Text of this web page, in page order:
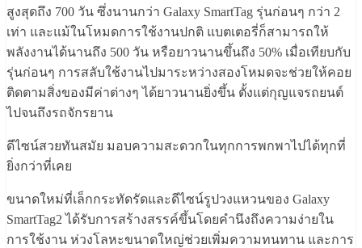
สูงสุดถึง 700 วัน ซึ่งนานกว่า Galaxy SmartTag รุ่นก่อนๆ กว่า 2
เท่า และแม้ในโหมดการใช้งานปกติ แบตเตอรี่ก็สามารถให้
พลังงานได้นานถึง 500 วัน หรือยาวนานขึ้นถึง 50% เมื่อเทียบกับ
รุ่นก่อนๆ การสลับใช้งานไปมาระหว่างสองโหมดจะช่วยให้คอย
ติดตามสิ่งของมีค่าต่างๆ ได้ยาวนานยิ่งขึ้น ตั้งแต่กุญแจรถยนต์
ไปจนถึงรถจักรยาน
ดีไซน์สวยทันสมัย มอบความสะดวกในทุกการพกพาไปได้ทุกที่
ยิ่งกว่าที่เคย
ขนาดใหม่ที่เล็กกระทัดรัดและดีไซน์รูปวงแหวนของ Galaxy
SmartTag2 ได้รับการสร้างสรรค์ขึ้นโดยคำนึงถึงความง่ายใน
การใช้งาน ห่วงโลหะขนาดใหญ่ช่วยเพิ่มความทนทาน และการ